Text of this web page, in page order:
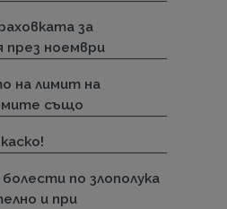
за
през ноември
на лимит на
също
по злополука
и при